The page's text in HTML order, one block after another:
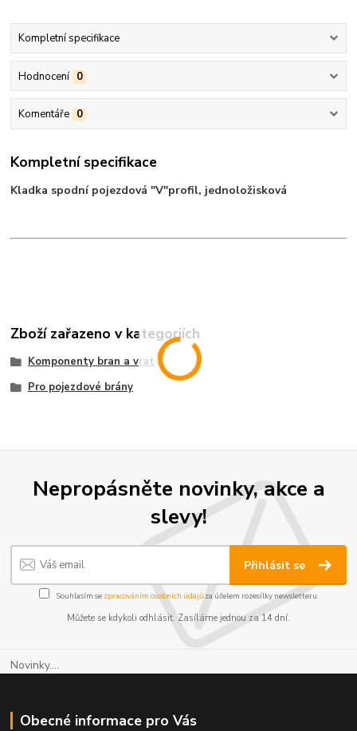
Kompletní specifikace
Hodnocení 0
Komentáře 0
Kompletní specifikace
Kladka spodní pojezdová "V"profil, jednoložisková
Zboží zařazeno v kategoriích
Komponenty bran a vrat
Pro pojezdové brány
Nepropásněte novinky, akce a
slevy!
Přihlásit se
Souhlasím se zpracováním osobních údajůza účelem rozesílky newsletteru.
Můžete se kdykoli odhlásit. Zasíláme jednou za 14 dní.
Novinky....
Obecné informace pro Vás